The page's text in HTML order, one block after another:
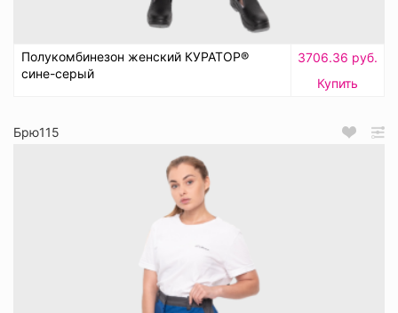
Полукомбинезон женский КУРАТОР®
сине-серый
3706.36 руб.
Купить
Брю115